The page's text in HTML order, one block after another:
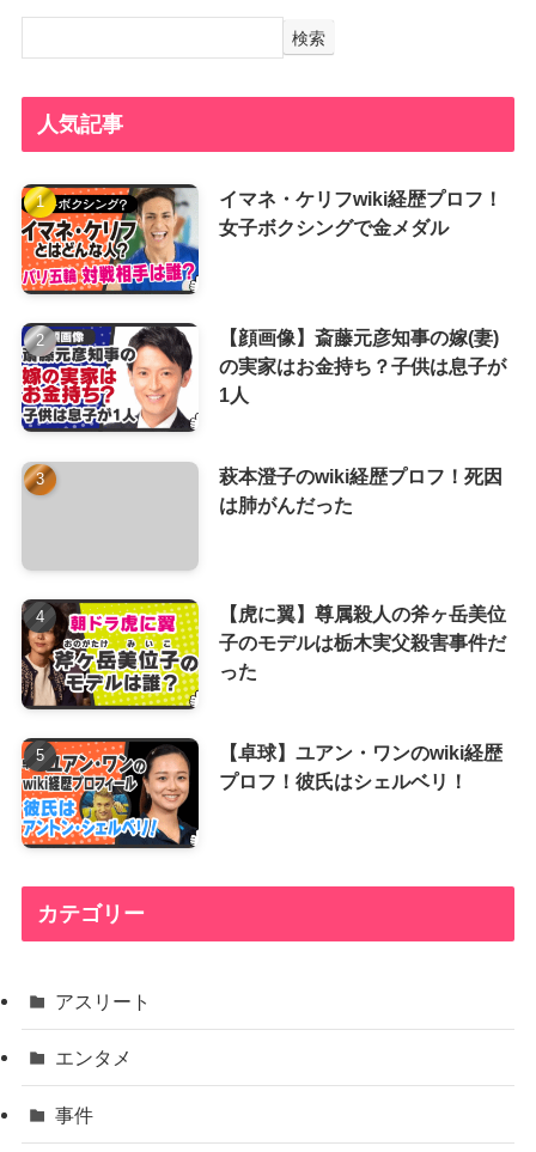
検索
人気記事
イマネ・ケリフwiki経歴プロフ！
女子ボクシングで金メダル
【顔画像】斎藤元彦知事の嫁(妻)
の実家はお金持ち？子供は息子が
1人
萩本澄子のwiki経歴プロフ！死因
は肺がんだった
【虎に翼】尊属殺人の斧ヶ岳美位
子のモデルは栃木実父殺害事件だ
った
【卓球】ユアン・ワンのwiki経歴
プロフ！彼氏はシェルベリ！
カテゴリー
アスリート
エンタメ
事件